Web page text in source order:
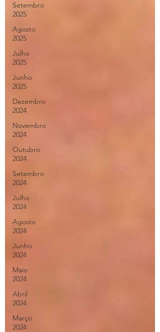
Setembro
2025
Agosto
2025
Julho
2025
Junho
2025
Dezembro
2024
Novembro
2024
Outubro
2024
Setembro
2024
Julho
2024
Agosto
2024
Junho
2024
Maio
2024
Abril
2024
Março
2024